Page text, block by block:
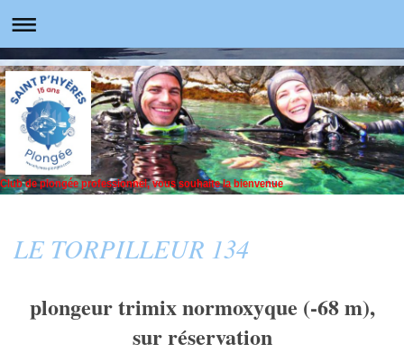
Club de plongée professionnel, vous souhaite la bienvenue
LE TORPILLEUR 134
plongeur trimix normoxyque (-68 m),
sur réservation